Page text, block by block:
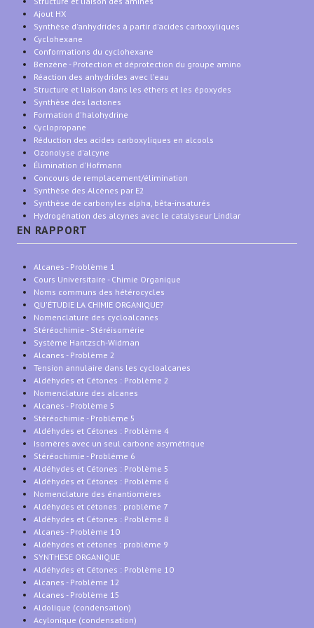
Ajout HX
Synthèse d'anhydrides à partir d'acides carboxyliques
Cyclohexane
Conformations du cyclohexane
Benzène - Protection et déprotection du groupe amino
Réaction des anhydrides avec l'eau
Structure et liaison dans les éthers et les époxydes
Synthèse des lactones
Formation d'halohydrine
Cyclopropane
Réduction des acides carboxyliques en alcools
Ozonolyse d'alcyne
Élimination d'Hofmann
Concours de remplacement/élimination
Synthèse des Alcènes par E2
Synthèse de carbonyles alpha, bêta-insaturés
Hydrogénation des alcynes avec le catalyseur Lindlar
EN RAPPORT
Alcanes - Problème 1
Cours Universitaire - Chimie Organique
Noms communs des hétérocycles
QU'ÉTUDIE LA CHIMIE ORGANIQUE?
Nomenclature des cycloalcanes
Stéréochimie - Stéréisomérie
Système Hantzsch-Widman
Alcanes - Problème 2
Tension annulaire dans les cycloalcanes
Aldéhydes et Cétones : Problème 2
Nomenclature des alcanes
Alcanes - Problème 5
Stéréochimie - Problème 5
Aldéhydes et Cétones : Problème 4
Isomères avec un seul carbone asymétrique
Stéréochimie - Problème 6
Aldéhydes et Cétones : Problème 5
Aldéhydes et Cétones : Problème 6
Nomenclature des énantiomères
Aldéhydes et cétones : problème 7
Aldéhydes et Cétones : Problème 8
Alcanes - Problème 10
Aldéhydes et cétones : problème 9
SYNTHESE ORGANIQUE
Aldéhydes et Cétones : Problème 10
Alcanes - Problème 12
Alcanes - Problème 15
Aldolique (condensation)
Acylonique (condensation)